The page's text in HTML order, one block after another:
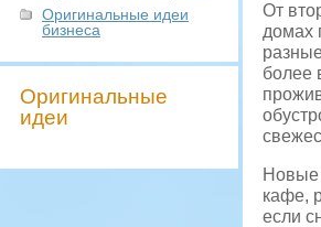
Оригинальные идеи
бизнеса
Оригинальные
идеи
От
домах
более
Новые
кафе,
если